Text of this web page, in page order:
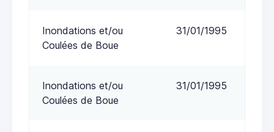
Inondations et/ou
Coulées de Boue
31/01/1995
Inondations et/ou
Coulées de Boue
31/01/1995